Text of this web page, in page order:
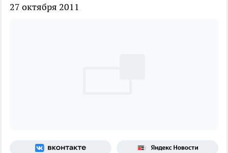
27 октября 2011